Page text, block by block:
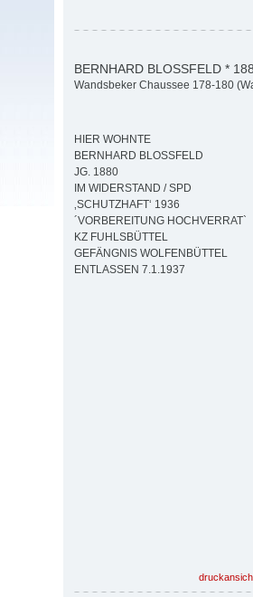
BERNHARD BLOSSFELD *
Wandsbeker Chaussee 178-180
HIER WOHNTE
BERNHARD BLOSSFELD
JG. 1880
IM WIDERSTAND / SPD
‚SCHUTZHAFT‘ 1936
´VORBEREITUNG HOCHVERRAT`
KZ FUHLSBÜTTEL
GEFÄNGNIS WOLFENBÜTTEL
ENTLASSEN 7.1.1937